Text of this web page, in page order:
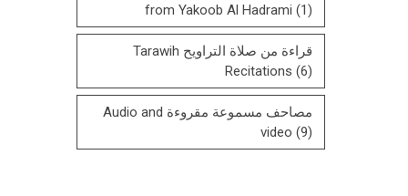
from Yakoob Al Hadrami (1)
قراءة من صلاة التراويح Tarawih
Recitations (6)
مصاحف مسموعة مقروءة Audio and
video (9)